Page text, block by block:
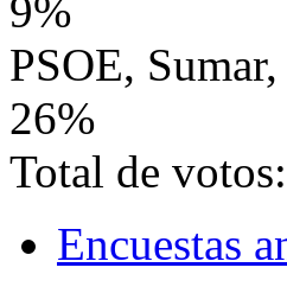
9%
PSOE,
26%
Total de votos:
Encuestas